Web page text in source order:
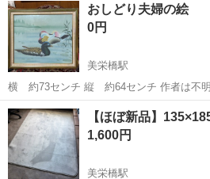
おしどり夫婦の絵
0円
美栄橋駅
横 約73センチ 縦 約64センチ
沖縄 那覇市 美栄橋駅 インテ
【ほぼ新品】
1,600円
美栄橋駅